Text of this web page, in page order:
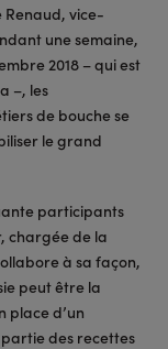
Renaud, vice-
une semaine,
2018 – qui est
–, les
de bouche se
le grand
participants
chargée de la
à sa façon,
peut être la
place d’un
des recettes